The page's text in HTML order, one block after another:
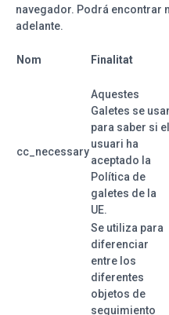
navegador. Podrá encontrar
adelante.
Nom Finalitat
cc_necessary
Aquestes
Galetes se
para saber si el
usuari ha
aceptado la
Política de
galetes de la
UE.
Se utiliza para
diferenciar
entre los
diferentes
objetos de
seguimiento